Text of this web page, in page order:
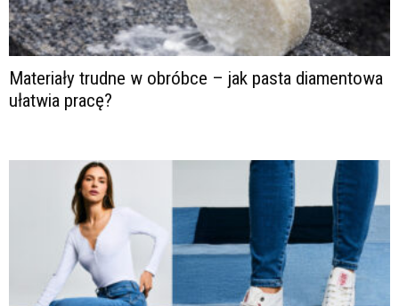
Materiały trudne w obróbce – jak pasta diamentowa
ułatwia pracę?